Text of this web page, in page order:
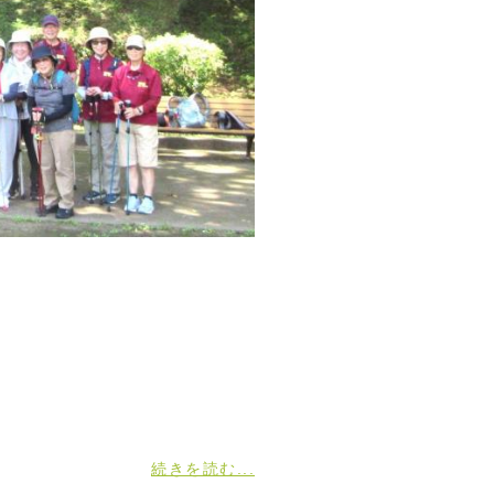
続きを読む...